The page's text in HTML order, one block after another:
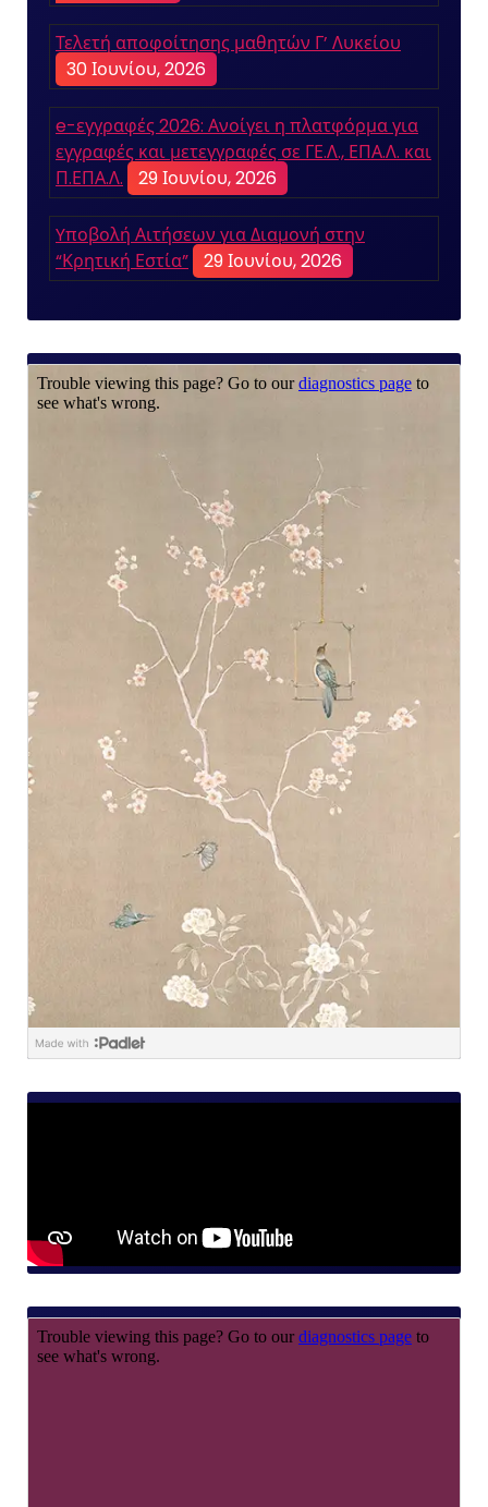
Τελετή αποφοίτησης μαθητών Γ’ Λυκείου
30 Ιουνίου, 2026
e-εγγραφές 2026: Ανοίγει η πλατφόρμα για
εγγραφές και μετεγγραφές σε ΓΕ.Λ., ΕΠΑ.Λ. και
Π.ΕΠΑ.Λ.
29 Ιουνίου, 2026
Yποβολή Αιτήσεων για Διαμονή στην
“Κρητική Εστία”
29 Ιουνίου, 2026